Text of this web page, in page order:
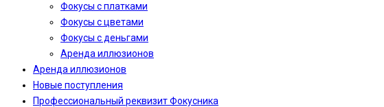
Фокусы с платками
Фокусы с цветами
Фокусы с деньгами
Аренда иллюзионов
Аренда иллюзионов
Новые поступления
Профессиональный реквизит Фокусника